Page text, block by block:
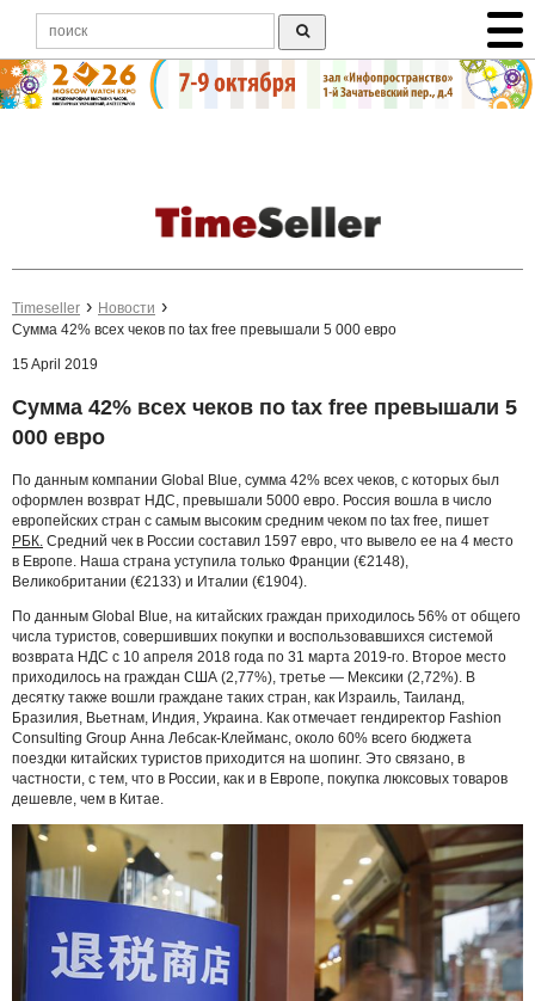
Timeseller
Новости
Сумма 42% всех чеков по tax free превышали 5 000 евро
15 April 2019
Сумма 42% всех чеков по tax free превышали 5
000 евро
По данным компании Global Blue, сумма 42% всех чеков, с которых был
оформлен возврат НДС, превышали 5000 евро. Россия вошла в число
европейских стран с самым высоким средним чеком по tax free, пишет
РБК. Средний чек в России составил 1597 евро, что вывело ее на 4 место
в Европе. Наша страна уступила только Франции (€2148),
Великобритании (€2133) и Италии (€1904).
По данным Global Blue, на китайских граждан приходилось 56% от общего
числа туристов, совершивших покупки и воспользовавшихся системой
возврата НДС с 10 апреля 2018 года по 31 марта 2019-го. Второе место
приходилось на граждан США (2,77%), третье — Мексики (2,72%). В
десятку также вошли граждане таких стран, как Израиль, Таиланд,
Бразилия, Вьетнам, Индия, Украина. Как отмечает гендиректор Fashion
Consulting Group Анна Лебсак-Клейманс, около 60% всего бюджета
поездки китайских туристов приходится на шопинг. Это связано, в
частности, с тем, что в России, как и в Европе, покупка люксовых товаров
дешевле, чем в Китае.